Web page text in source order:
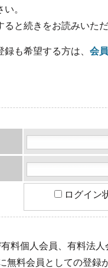
。
と続きをお読みいただ
も希望する方は、 会
ログイン
料個人会員、有料法人
無料会員としての登録